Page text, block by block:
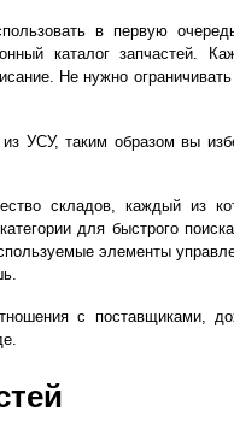
в первую
каталог запчастей.
Не нужно
УСУ, таким образом вы
складов, каждый из
для быстрого
элементы
с поставщиками,